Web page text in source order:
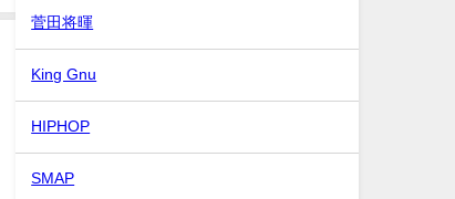
菅田将暉
King Gnu
HIPHOP
SMAP